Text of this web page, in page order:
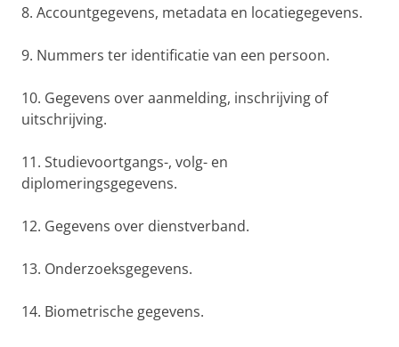
8. Accountgegevens, metadata en locatiegegevens.
9. Nummers ter identificatie van een persoon.
10. Gegevens over aanmelding, inschrijving of
uitschrijving.
11. Studievoortgangs-, volg- en
diplomeringsgegevens.
12. Gegevens over dienstverband.
13. Onderzoeksgegevens.
14. Biometrische gegevens.